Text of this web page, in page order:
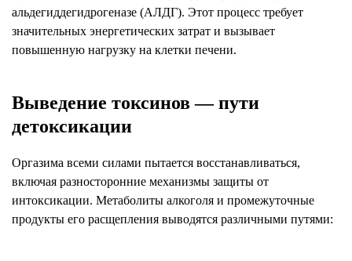
альдегиддегидрогеназе (АЛДГ). Этот процесс требует
значительных энергетических затрат и вызывает
повышенную нагрузку на клетки печени.
Выведение токсинов — пути
детоксикации
Оргазима всеми силами пытается восстанавливаться,
включая разносторонние механизмы защиты от
интоксикации. Метаболиты алкоголя и промежуточные
продукты его расщепления выводятся различными путями: